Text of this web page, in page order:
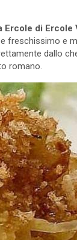
Ercole di Ercole
freschissimo e
dallo
romano.